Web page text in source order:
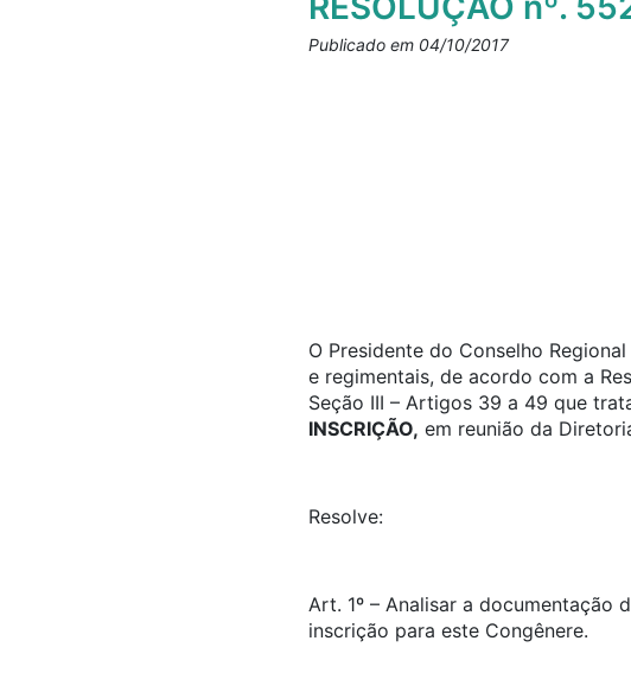
Publicado em 04/10/2017
O Presidente do Conselho
e regimentais, de acordo com a
Seção III – Artigos 39 a 49 que
INSCRIÇÃO, em reunião da
Resolve:
Art. 1º – Analisar a documentação
inscrição para este Congênere.